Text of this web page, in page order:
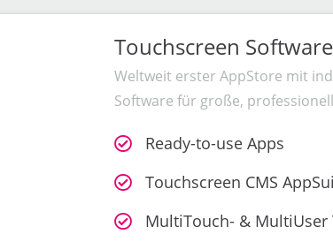
Touchscreen
Weltweit erster AppStore mit
Software für große,
Ready-to-use Apps
Touchscreen CMS
MultiTouch- & MultiUser